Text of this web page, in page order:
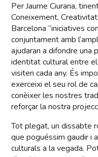
Per Jaume Ciurana,
Coneixement,
Barcelona “iniciatives
conjuntament amb
ajudaran a difondre una
identitat cultural entre
visiten cada any. És
exerceixi el seu rol de
conèixer les nostres
reforçar la nostra
Tot plegat, un dissabte
que poguéssim gaudir i
culturals a la vegada.